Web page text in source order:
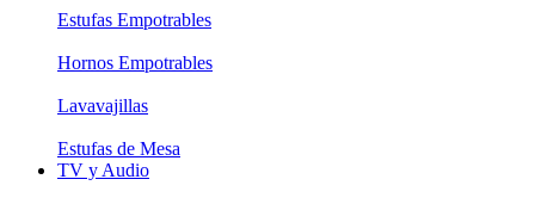
Estufas Empotrables
Hornos Empotrables
Lavavajillas
Estufas de Mesa
TV y Audio